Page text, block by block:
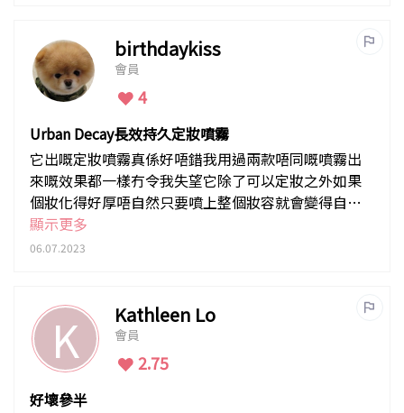
birthdaykiss
會員
4
Urban Decay長效持久定妝噴霧
它出嘅定妝噴霧真係好唔錯我用過兩款唔同嘅噴霧出
來嘅效果都一樣冇令我失望它除了可以定妝之外如果
個妝化得好厚唔自然只要噴上整個妝容就會變得自然
融合在一起！
顯示更多
06.07.2023
K Kathleen Lo
會員
2.75
好壞參半